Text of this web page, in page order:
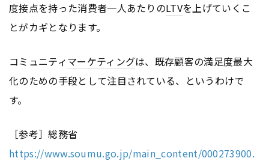
度接点を持った消費者一人あたりのLTVを上げていくこ
とがカギとなります。
コミュニティマーケティングは、既存顧客の満足度最大
化のための手段として注目されている、というわけで
す。
［参考］総務省
https://www.soumu.go.jp/main_content/000273900.